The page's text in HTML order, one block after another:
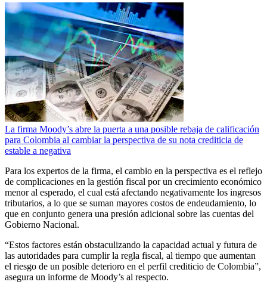
La firma Moody’s abre la puerta a una posible rebaja de calificación
para Colombia al cambiar la perspectiva de su nota crediticia de
estable a negativa
Para los expertos de la firma, el cambio en la perspectiva es el reflejo
de complicaciones en la gestión fiscal por un crecimiento económico
menor al esperado, el cual está afectando negativamente los ingresos
tributarios, a lo que se suman mayores costos de endeudamiento, lo
que en conjunto genera una presión adicional sobre las cuentas del
Gobierno Nacional.
“Estos factores están obstaculizando la capacidad actual y futura de
las autoridades para cumplir la regla fiscal, al tiempo que aumentan
el riesgo de un posible deterioro en el perfil crediticio de Colombia”,
asegura un informe de Moody’s al respecto.